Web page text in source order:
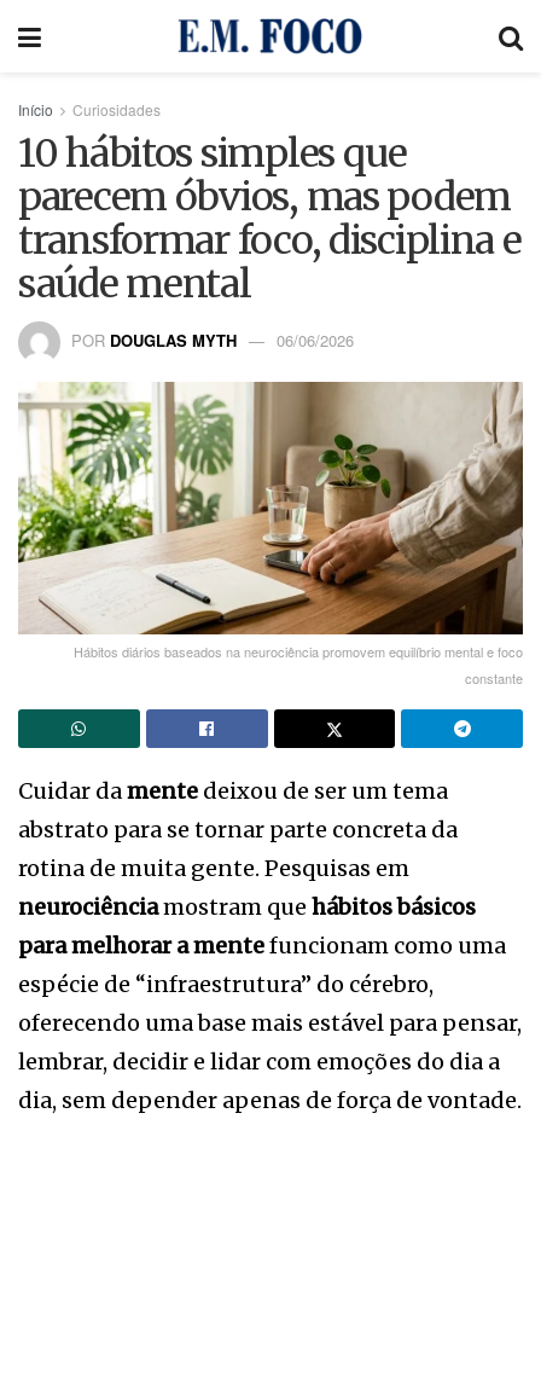
Início Curiosidades
10 hábitos simples que
parecem óbvios, mas podem
transformar foco, disciplina e
saúde mental
POR DOUGLAS MYTH 06/06/2026
Hábitos diários baseados na neurociência promovem equilíbrio mental e foco
constante
Cuidar damente deixou de ser um tema
abstrato para se tornar parte concreta da
rotina de muita gente. Pesquisas em
neurociênciamostram que hábitos básicos
para melhorar a mentefuncionam como uma
espécie de “infraestrutura” do cérebro,
oferecendo uma base mais estável para pensar,
lembrar, decidir e lidar com emoções do dia a
dia, sem depender apenas de força de vontade.